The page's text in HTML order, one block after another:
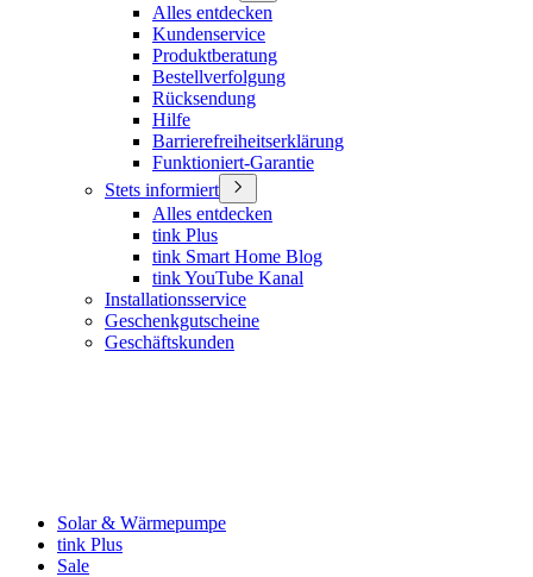
Alles entdecken
Kundenservice
Produktberatung
Bestellverfolgung
Rücksendung
Hilfe
Barrierefreiheitserklärung
Funktioniert-Garantie
Stets informiert
Alles entdecken
tink Plus
tink Smart Home Blog
tink YouTube Kanal
Installationsservice
Geschenkgutscheine
Geschäftskunden
Solar & Wärmepumpe
tink Plus
Sale